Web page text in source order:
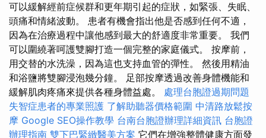
可以緩解經前症候群和更年期引起的症狀，如緊張、失眠、
頭痛和情緒波動。 患者有機會指出他是否感到任何不適，
因為在治療過程中讓他感到最大的舒適度非常重要。 我們
可以圍繞著呵護雙腳打造一個完整的家庭儀式。 按摩前，
用交替的水洗澡，因為這也支持血管的彈性。 然後用精油
和浴鹽將雙腳浸泡幾分鐘。 足部按摩透過改善身體機能和
緩解肌肉疼痛來提供各種身體益處。 處理台胞證過期問題
失智症患者的專業照護 了解助聽器價格範圍 中清路放鬆按
摩 Google SEO操作教學 台南台胞證辦理詳細資訊 台胞證
辦理指南 雙下巴緊緻醫美方案 它們在增強整體健康方面發